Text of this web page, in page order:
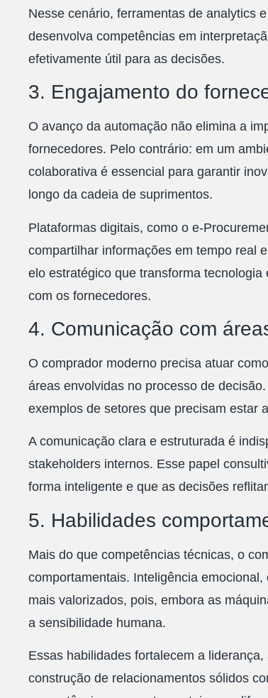
Nesse cenário, ferramentas de analytics
desenvolva competências em
efetivamente útil para as decisões.
3. Engajamento do
O avanço da automação não elimina a
fornecedores. Pelo contrário: em um
colaborativa é essencial para garantir
longo da cadeia de suprimentos.
Plataformas digitais, como o e-
compartilhar informações em tempo real
elo estratégico que transforma
com os fornecedores.
4. Comunicação com
O comprador moderno precisa atuar
áreas envolvidas no processo de
exemplos de setores que precisam estar
A comunicação clara e estruturada é
stakeholders internos. Esse papel
forma inteligente e que as decisões
5. Habilidades
Mais do que competências técnicas, o
comportamentais. Inteligência
mais valorizados, pois, embora as
a sensibilidade humana.
Essas habilidades fortalecem a
construção de relacionamentos sólidos